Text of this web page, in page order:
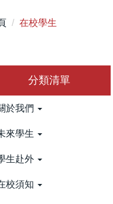
在校學生
分類清單
於我們
來學生
生赴外
校須知